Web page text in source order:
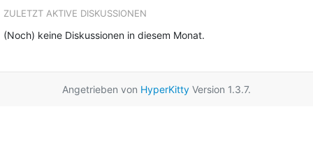
ZULETZT AKTIVE DISKUSSIONEN
(Noch) keine Diskussionen in diesem Monat.
Angetrieben von HyperKitty Version 1.3.7.